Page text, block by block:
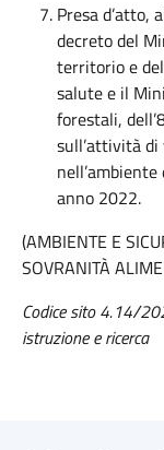
Presa d’atto,
decreto del
territorio e
salute e il
forestali,
sull’attività di
anno 2022.
(AMBIENTE E
SOVRANITÀ
Codice sito 4.14/
istruzione e ricerca